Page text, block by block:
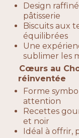
Design
pâtisserie
Biscuits aux
équilibrées
Une
sublimer les
Cœurs au
réinventée
Forme
attention
Recettes
et noir
Idéal à offrir,